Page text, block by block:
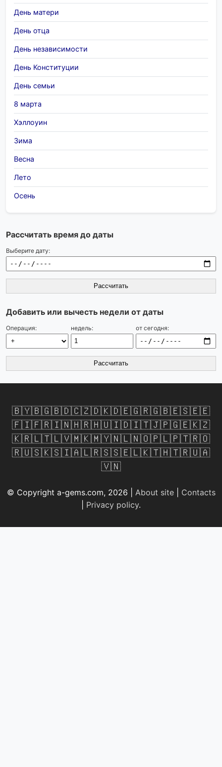
День матери
День отца
День независимости
День Конституции
День семьи
8 марта
Хэллоуин
Зима
Весна
Лето
Осень
Рассчитать время до даты
Выберите дату:
Рассчитать
Добавить или вычесть недели от даты
Операция: недель: от сегодня:
Рассчитать
🇧🇾🇧🇬🇧🇩🇨🇿🇩🇰🇩🇪🇬🇷🇬🇧🇪🇸🇪🇪
🇫🇮🇫🇷🇮🇳🇭🇷🇭🇺🇮🇩🇮🇹🇯🇵🇬🇪🇰🇿
🇰🇷🇱🇹🇱🇻🇲🇰🇲🇾🇳🇱🇳🇴🇵🇱🇵🇹🇷🇴
🇷🇺🇸🇰🇸🇮🇦🇱🇷🇸🇸🇪🇱🇰🇹🇭🇹🇷🇺🇦
🇻🇳
© Copyright a-gems.com, 2026 | About site| Contacts
Privacy policy.